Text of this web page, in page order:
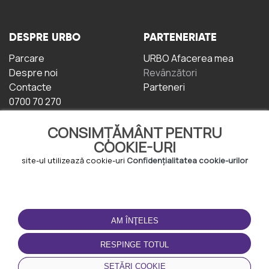
CONSIMȚĂMÂNT PENTRU
COOKIE-URI
site-ul utilizează cookie-uri Confidențialitatea cookie-urilor
AM ÎNŢELES
RESPINGE TOTUL
SETĂRI COOKIE
DESPRE URBO
Parcare
Despre noi
Contacte
0700 70 270
PARTENERIATE
URBO Afacerea mea
Revânzători
Parteneri
TERMENI DE UTILIZARE
Termeni și condiții
Politica de
Confidențialitate
Politica de cookie-uri
DESCĂRCAȚI
APLICAȚIA